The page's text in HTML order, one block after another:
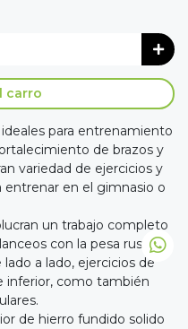
carro
para entrenamiento
de brazos y
variedad de ejercicios y
en el gimnasio o
un trabajo completo
con la pesa rusa
a lado, ejercicios de
inferior, como también
de hierro fundido solido